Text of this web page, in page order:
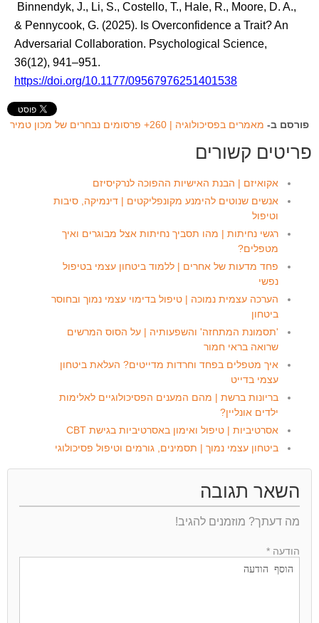
Binnendyk, J., Li, S., Costello, T., Hale, R., Moore, D. A.,
& Pennycook, G. (2025). Is Overconfidence a Trait? An
Adversarial Collaboration. Psychological Science,
36(12), 941–951.
https://doi.org/10.1177/09567976251401538
פורסם ב- מאמרים בפסיכולוגיה | 260+ פרסומים נבחרים של מכון טמיר
פריטים קשורים
אקואיזם | הבנת האישיות ההפוכה לנרקיסיזם
אנשים שנוטים להימנע מקונפליקטים | דינמיקה, סיבות
וטיפול
רגשי נחיתות | מהו תסביך נחיתות אצל מבוגרים ואיך
מטפלים?
פחד מדעות של אחרים | ללמוד ביטחון עצמי בטיפול
נפשי
הערכה עצמית נמוכה | טיפול בדימוי עצמי נמוך ובחוסר
ביטחון
'תסמונת המתחזה' והשפעותיה | על הסוס המרשים
שרואה בראי חמור
איך מטפלים בפחד וחרדות מדייטים? העלאת ביטחון
עצמי בדייט
בריונות ברשת | מהם המענים הפסיכולוגיים לאלימות
ילדים אונליין?
אסרטיביות | טיפול ואימון באסרטיביות בגישת CBT
ביטחון עצמי נמוך | תסמינים, גורמים וטיפול פסיכולוגי
השאר תגובה
מה דעתך? מוזמנים להגיב!
הודעה *